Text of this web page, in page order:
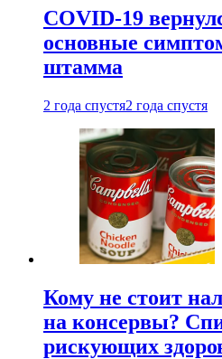
COVID-19
основные
штамма
2 года спустя2 года спустя
Кому не стоит
на консервы?
рискующих